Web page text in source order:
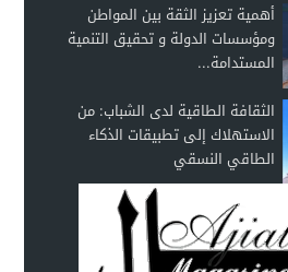
أهمية تعزيز الثقة بين المواطن
ومؤسسات الدولة و تحقيق التنمية
المستدامة...
الثقافة الطاقية لدى الشباب: من
الاستهلاك إلى تطبيقات الذكاء
الطاقي النسقي